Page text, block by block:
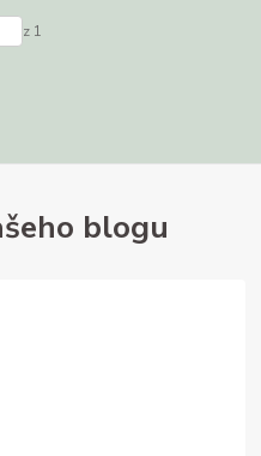
z 1
blogu